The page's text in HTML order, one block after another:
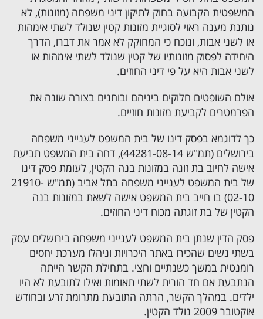
המשפטית הקבועה בחוק לתיקון דיני משפחה (מזונות), לא
נותנת מענה ראוי לסוגיית מזונות קטין שנולד לשתי אימהות
או לשני אבות, ונוכח כי המחוקק לא אמר את דברו, הדרך
היחידה לפסוק מזונותיו של קטין שנולד לשתי אימהות או
לשני אבות היא על פי דיני החוזים.
אולם השופטים חלוקים ביניהם ובוחנים בצורה שונה את
הפרמטרים לקביעת מזונות חוזיים.
כך לדוגמא בפסק דינו של בית המשפט לענייני משפחה
בירושלים (תמ"ש 44281-08-14), דחה בית המשפט תביעת
אישה לחיוב בת זוגה במזונות בנה הקטין, לעומת פסק דינו
של בית המשפט לענייני משפחה בתל אביב (תמ"ש 21910-
02-10) בו חייב בית המשפט אישה לשאת במזונות בנה
הקטין של בת זוגתה מכוח דיני החוזים.
פסק הדין שנתן בית המשפט לענייני משפחה בירושלים עסק
בשתי נשים שהכירו באתר היכרויות וניהלו מערכת יחסים
רומנטית במשך כשנתיים וחצי. בתחילת הקשר הייתה
הנתבעת אם חד הורית לשתי תאומות ואילו לתובעת לא היו
ילדים. במהלך הקשר, הרתה התובעת מתרומת זרע ובחודש
אוקטובר 2009 נולד הקטין.